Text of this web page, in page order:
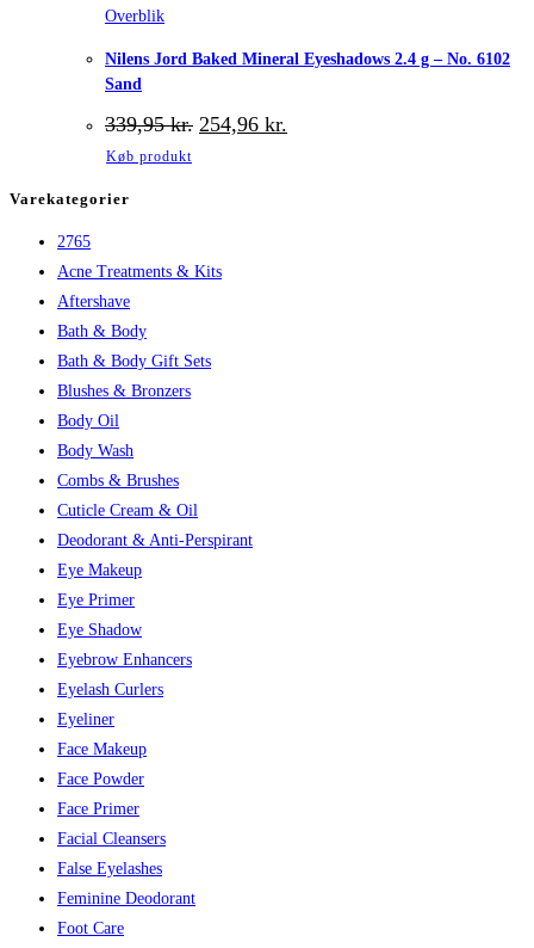
Overblik
Nilens Jord Baked Mineral Eyeshadows 2.4 g – No. 6102
Sand
339,95kr. Den
oprindelige
254,96 kr.
aktuelle
Køb produkt
Varekategorier
2765
Acne Treatments & Kits
Aftershave
Bath & Body
Bath & Body Gift Sets
Blushes & Bronzers
Body Oil
Body Wash
Combs & Brushes
Cuticle Cream & Oil
Deodorant & Anti-Perspirant
Eye Makeup
Eye Primer
Eye Shadow
Eyebrow Enhancers
Eyelash Curlers
Eyeliner
Face Makeup
Face Powder
Face Primer
Facial Cleansers
False Eyelashes
Feminine Deodorant
Foot Care